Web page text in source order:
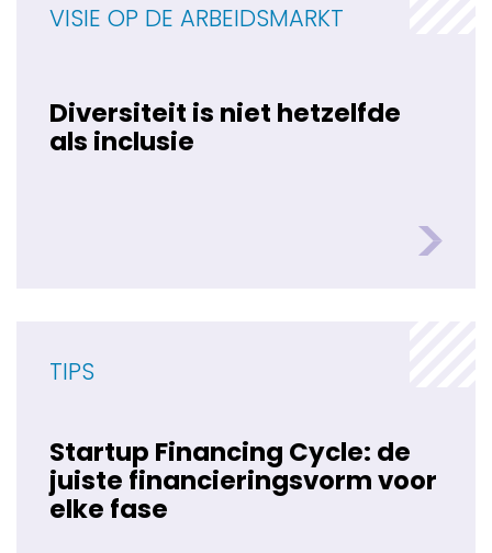
VISIE OP DE ARBEIDSMARKT
Diversiteit is niet hetzelfde
als inclusie
TIPS
Startup Financing Cycle: de
juiste financieringsvorm voor
elke fase